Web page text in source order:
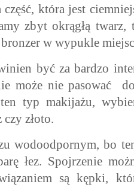
która jest
zbyt okrągłą twarz,
w wypukle
być za bardzo
może nie pasować
typ makijażu,
złoto.
wodoodpornym, bo
łez. Spojrzenie
są kępki,